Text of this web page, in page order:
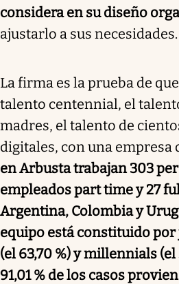
considera en su diseño
ajustarlo a sus necesidades.
La firma es la prueba de
talento centennial, el
madres, el talento de
digitales, con una empresa
en Arbusta trabajan 303
empleados part time y 27
Argentina, Colombia y
equipo está constituido
(el 63,70 %) y millennials (el
91,01 % de los casos